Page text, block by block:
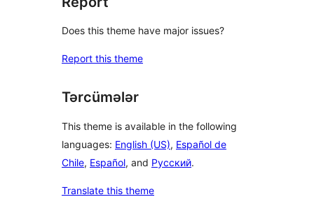
Does this theme have major issues?
Report this theme
Tərcümələr
This theme is available in the following
languages: English (US), Español de
Chile, Español, and Русский.
Translate this theme